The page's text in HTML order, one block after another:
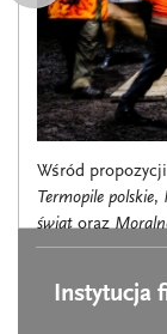
Wśród
Termopile polskie,
światoraz
Instytucja